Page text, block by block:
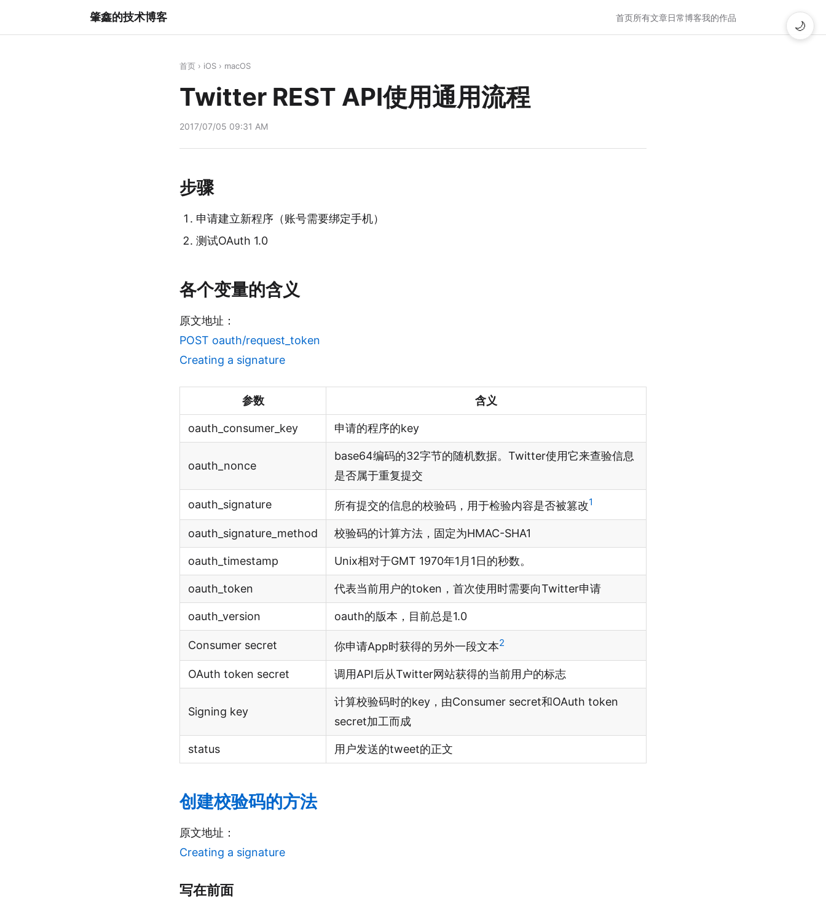
肇鑫的技术博客 首页所有文章日常博客我的作品
首页 › iOS › macOS
Twitter REST API使用通用流程
2017/07/05 09:31 AM
步骤
申请建立新程序（账号需要绑定手机）
测试OAuth 1.0
各个变量的含义
原文地址：
POST oauth/request_token
Creating a signature
参数 含义
oauth_consumer_key 申请的程序的key
oauth_nonce
base64编码的32字节的随机数据。Twitter使用它来查验信息
是否属于重复提交
oauth_signature 所有提交的信息的校验码，用于检验内容是否被篡改1
oauth_signature_method 校验码的计算方法，固定为HMAC-SHA1
oauth_timestamp Unix相对于GMT 1970年1月1日的秒数。
oauth_token 代表当前用户的token，首次使用时需要向Twitter申请
oauth_version oauth的版本，目前总是1.0
Consumer secret 你申请App时获得的另外一段文本2
OAuth token secret 调用API后从Twitter网站获得的当前用户的标志
Signing key
计算校验码时的key，由Consumer secret和OAuth token
secret加工而成
status 用户发送的tweet的正文
创建校验码的方法
原文地址：
Creating a signature
写在前面
🌙